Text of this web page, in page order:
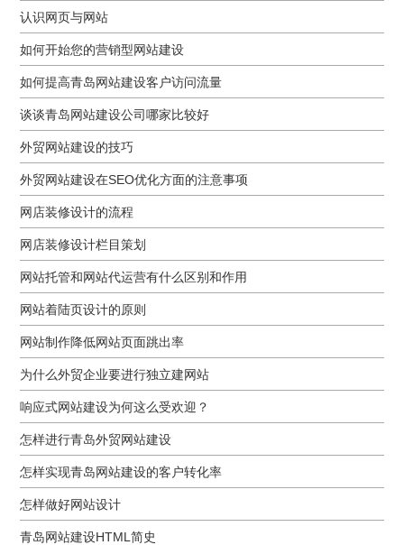
认识网页与网站
如何开始您的营销型网站建设
如何提高青岛网站建设客户访问流量
谈谈青岛网站建设公司哪家比较好
外贸网站建设的技巧
外贸网站建设在SEO优化方面的注意事项
网店装修设计的流程
网店装修设计栏目策划
网站托管和网站代运营有什么区别和作用
网站着陆页设计的原则
网站制作降低网站页面跳出率
为什么外贸企业要进行独立建网站
响应式网站建设为何这么受欢迎？
怎样进行青岛外贸网站建设
怎样实现青岛网站建设的客户转化率
怎样做好网站设计
青岛网站建设HTML简史